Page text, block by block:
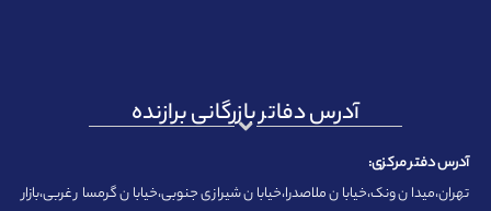
آدرس دفاتر بازرگانی برازنده
آدرس دفتر مرکزی:
تهران،میدان ونک،خیابان ملاصدرا،خیابان شیرازی جنوبی،خیابان گرمسار غربی،بازار